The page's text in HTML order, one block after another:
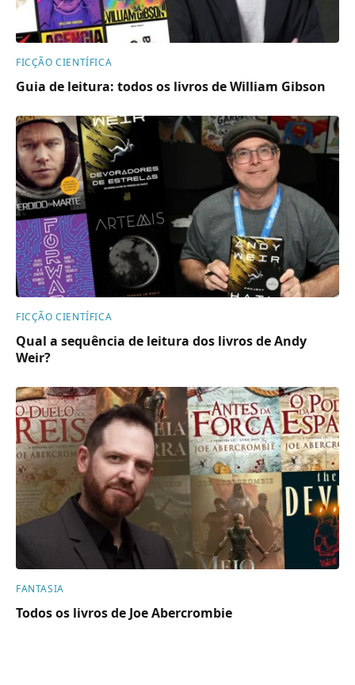
FICÇÃO CIENTÍFICA
Guia de leitura: todos os livros de William Gibson
FICÇÃO CIENTÍFICA
Qual a sequência de leitura dos livros de Andy
Weir?
FANTASIA
Todos os livros de Joe Abercrombie